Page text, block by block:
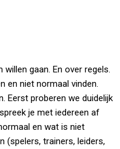
gaan. En over regels.
en niet normaal vinden.
Eerst proberen we duidelijk
je met iedereen af
en wat is niet
(spelers, trainers, leiders,